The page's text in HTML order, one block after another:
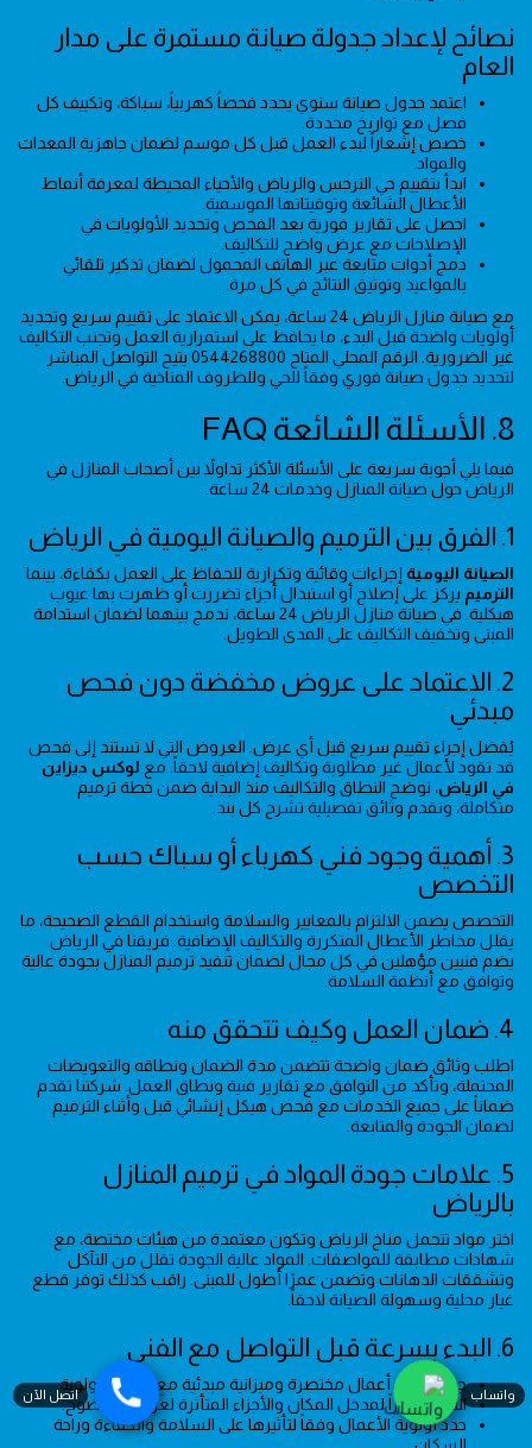
نصائح لإعداد جدولة صيانة مستمرة على مدار
العام
اعتمد جدول صيانة سنوي يحدد فحصاً كهربياً، سباكة، وتكييف كل
فصل مع تواريخ محددة.
خصص إشعاراً لبدء العمل قبل كل موسم لضمان جاهزية المعدات
والمواد.
ابدأ بتقييم حي النرجس والرياض والأحياء المحيطة لمعرفة أنماط
الأعطال الشائعة وتوقيتاتها الموسمية.
احصل على تقارير فورية بعد الفحص وتحديد الأولويات في
الإصلاحات مع عرض واضح للتكاليف.
دمج أدوات متابعة عبر الهاتف المحمول لضمان تذكير تلقائي
بالمواعيد وتوثيق النتائج في كل مرة.
مع صيانة منازل الرياض 24 ساعة، يمكن الاعتماد على تقييم سريع وتحديد
أولويات واضحة قبل البدء، ما يحافظ على استمرارية العمل وتجنب التكاليف
غير الضرورية. الرقم المحلي المتاح 0544268800 يتيح التواصل المباشر
لتحديد جدول صيانة فوري وفقاً للحي وللظروف المناخية في الرياض.
8. الأسئلة الشائعة FAQ
فيما يلي أجوبة سريعة على الأسئلة الأكثر تداولاً بين أصحاب المنازل في
الرياض حول صيانة المنازل وخدمات 24 ساعة.
1. الفرق بين الترميم والصيانة اليومية في الرياض
الصيانة اليومية إجراءات وقائية وتكرارية للحفاظ على العمل بكفاءة، بينما
الترميم يركز على إصلاح أو استبدال أجزاء تضررت أو ظهرت بها عيوب
هيكلية. في صيانة منازل الرياض 24 ساعة، ندمج بينهما لضمان استدامة
المبنى وتخفيف التكاليف على المدى الطويل.
2. الاعتماد على عروض مخفضة دون فحص
مبدئي
يُفضل إجراء تقييم سريع قبل أي عرض. العروض التي لا تستند إلى فحص
قد تقود لأعمال غير مطلوبة وتكاليف إضافية لاحقاً. مع لوكس ديزاين
في الرياض، نوضح النطاق والتكاليف منذ البداية ضمن خطة ترميم
متكاملة، ونقدم وثائق تفصيلية تشرح كل بند.
3. أهمية وجود فني كهرباء أو سباك حسب
التخصص
التخصص يضمن الالتزام بالمعايير والسلامة واستخدام القطع الصحيحة، ما
يقلل مخاطر الأعطال المتكررة والتكاليف الإضافية. فريقنا في الرياض
يضم فنيين مؤهلين في كل مجال لضمان تنفيذ ترميم المنازل بجودة عالية
وتوافق مع أنظمة السلامة.
4. ضمان العمل وكيف تتحقق منه
اطلب وثائق ضمان واضحة تتضمن مدة الضمان ونطاقه والتعويضات
المحتملة، وتأكد من التوافق مع تقارير فنية ونطاق العمل. شركتنا تقدم
ضماناً على جميع الخدمات مع فحص هيكل إنشائي قبل وأثناء الترميم
لضمان الجودة والمتابعة.
5. علامات جودة المواد في ترميم المنازل
بالرياض
اختر مواد تتحمل مناخ الرياض وتكون معتمدة من هيئات مختصة، مع
شهادات مطابقة للمواصفات. المواد عالية الجودة تقلل من التآكل
وتشققات الدهانات وتضمن عمرًا أطول للمبنى. راقب كذلك توفر قطع
غيار محلية وسهولة الصيانة لاحقاً.
6. البدء بسرعة قبل التواصل مع الفني
جهّز قائمة أعمال مختصرة وميزانية مبدئية مع أمثلة للأولوية.
التقط صوراً لمدخل المكان والأجزاء المتأثرة لعرضها بوضوح.
حدد أولوية الأعمال وفقاً لتأثيرها على السلامة والكفاءة وراحة
السكان.
واتساب اتصل الآن